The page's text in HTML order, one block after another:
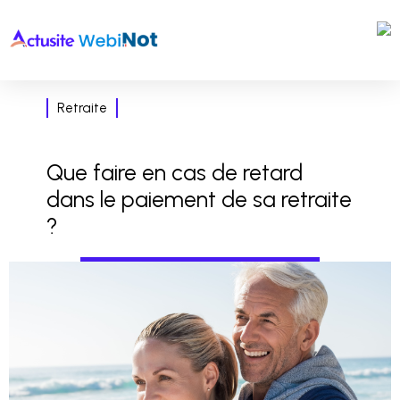
Retraite
Que faire en cas de retard
dans le paiement de sa retraite
?